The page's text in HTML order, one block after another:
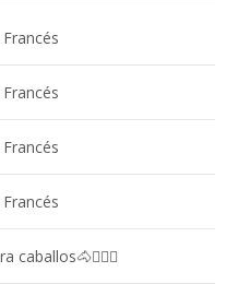
caballos🐴💆🏻‍♀️